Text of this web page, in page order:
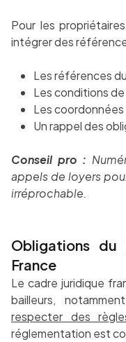
Pour les
intégrer des
Les références
Les conditions
Les
Un rappel des
Conseil pro :
appels de loyers
irréprochable.
Obligations
France
Le cadre juridique
bailleurs,
respecter des
réglementation est